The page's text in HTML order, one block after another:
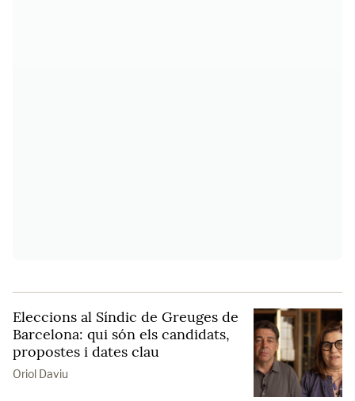
Eleccions al Síndic de Greuges de
Barcelona: qui són els candidats,
propostes i dates clau
Oriol Daviu